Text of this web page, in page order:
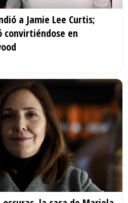
a Jamie Lee Curtis;
en